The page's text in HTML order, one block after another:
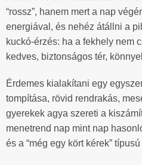
“rossz”, hanem mert a nap
energiával, és nehéz átállni a
kuckó-érzés: ha a fekhely nem
kedves, biztonságos tér,
Érdemes kialakítani egy
tompítása, rövid rendrakás,
gyerekek agya szereti a
menetrend nap mint nap
és a “még egy kört kérek”